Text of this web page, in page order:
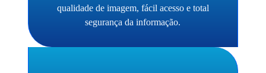
qualidade de imagem, fácil acesso e total
segurança da informação.